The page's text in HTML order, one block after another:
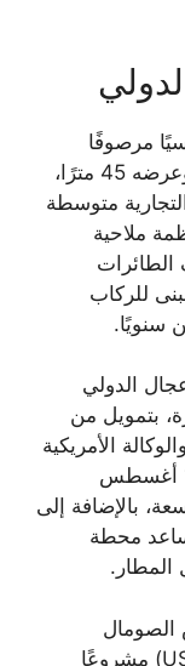
مرصوفًا
بالإسفلت يبلغ طوله نحو 2,4 كيلومتر وعرضه 45 مترًا،
متوسطة
ملاحية
للركاب
سنويًا.
عجال الدولي
بتمويل من
الأمريكية
للتنمية الدولية. أعيد فتح المطار في 17 أغسطس
بالإضافة إلى
محطة
المطار.
الصومال
والوكالة الأمريكية للتنمية الدولية (USAID) مشروعًا